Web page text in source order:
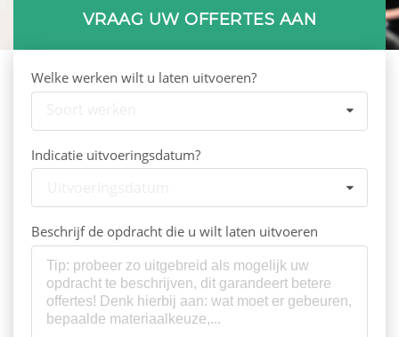
VRAAG UW OFFERTES AAN
Welke werken wilt u laten uitvoeren?
Indicatie uitvoeringsdatum?
Beschrijf de opdracht die u wilt laten uitvoeren